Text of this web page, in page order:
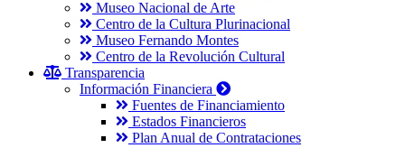
Museo Nacional de Arte
Centro de la Cultura Plurinacional
Museo Fernando Montes
Centro de la Revolución Cultural
Transparencia
Información Financiera
Fuentes de Financiamiento
Estados Financieros
Plan Anual de Contrataciones